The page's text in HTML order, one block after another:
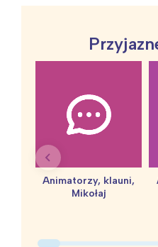
Animatorzy, klauni,
Mikołaj